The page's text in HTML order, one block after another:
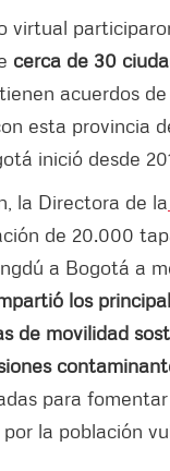
virtual
cerca de 30
acuerdos de
esta provincia
inició desde
la Directora de la
de 20.000
a Bogotá a
los
de movilidad
para
la población